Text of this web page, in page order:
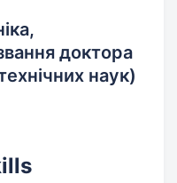
доктора
наук)